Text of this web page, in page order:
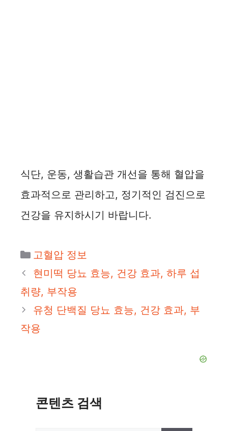
식단, 운동, 생활습관 개선을 통해 혈압을
효과적으로 관리하고, 정기적인 검진으로
건강을 유지하시기 바랍니다.
카
테
리
고혈압 정보
현미떡 당뇨 효능, 건강 효과, 하루 섭
취량, 부작용
유청 단백질 당뇨 효능, 건강 효과, 부
작용
콘텐츠 검색